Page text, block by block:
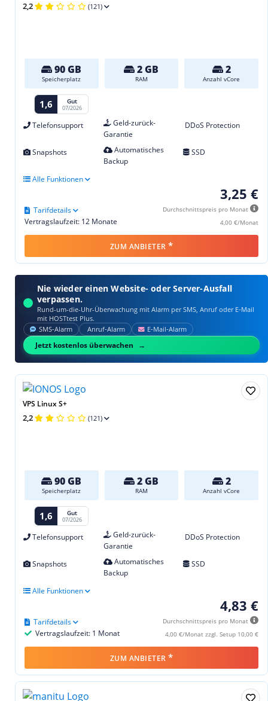
2,2 (121)
90 GB
Speicherplatz
2 GB
RAM
2
Anzahl vCore
1,6 Gut
07/2026
Telefonsupport
Geld-zurück-
Garantie
DDoS Protection
Snapshots
Automatisches
Backup
SSD
Alle Funktionen
3,25 €
Durchschnittspreis pro Monat
4,00 €/Monat
Vertragslaufzeit: 12 Monate
Tarifdetails
ZUM ANBIETER *
Nie wieder einen Website- oder Server-Ausfall
verpassen.
Rund-um-die-Uhr-Überwachung mit Alarm per SMS, Anruf oder E‑Mail
mit HOSTtest Plus.
SMS‑Alarm Anruf‑Alarm E‑Mail‑Alarm
Jetzt kostenlos überwachen
VPS Linux S+
2,2 (121)
90 GB
Speicherplatz
2 GB
RAM
2
Anzahl vCore
1,6 Gut
07/2026
Telefonsupport
Geld-zurück-
Garantie
DDoS Protection
Snapshots
Automatisches
Backup
SSD
Alle Funktionen
4,83 €
Durchschnittspreis pro Monat
4,00 €/Monat zzgl. Setup 10,00 €
Vertragslaufzeit: 1 Monat
Tarifdetails
ZUM ANBIETER *